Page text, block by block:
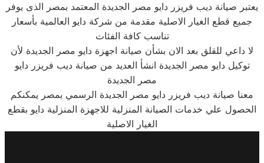
يعتبر صيانة ديب فريزر دايو مصر الجديدة المعتمد بمصر الذى يوفر
جميع قطع الغيار الاصلية مقدمة من شركة دايو العالمية بأسعار
تناسب كافة الفئات
لا داعي للقلق بعد الان بشأن صيانة اجهزة دايو مصر الجديدة لأن
توكيل دايو مصر الجديدة انشأ العديد من صيانة ديب فريزر دايو
مصر الجديدة
معنا صيانة ديب فريزر دايو مصر الجديدة الرسمي بمصر يمكنكم
الحصول علي خدمات الصيانة المنزلية للاجهزة المنزلية دايو بقطع
الغيار الاصلية